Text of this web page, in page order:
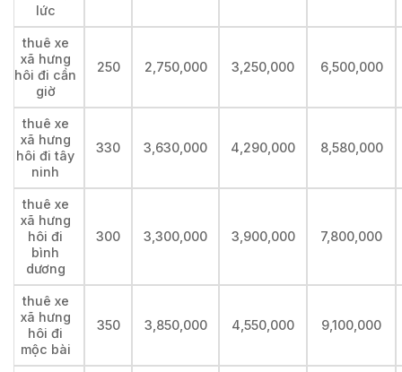
lức
thuê xe
xã hưng
hôi đi cần
giờ
250 2,750,000 3,250,000 6,500,000
thuê xe
xã hưng
hôi đi tây
ninh
330 3,630,000 4,290,000 8,580,000
thuê xe
xã hưng
hôi đi
bình
dương
300 3,300,000 3,900,000 7,800,000
thuê xe
xã hưng
hôi đi
mộc bài
350 3,850,000 4,550,000 9,100,000